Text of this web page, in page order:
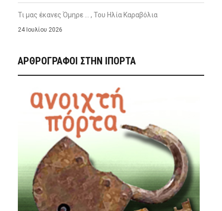
Τι μας έκανες Όμηρε … , Του Ηλία Καραβόλια
24 Ιουλίου 2026
ΑΡΘΡΟΓΡΑΦΟΙ ΣΤΗΝ IΠΟΡΤΑ